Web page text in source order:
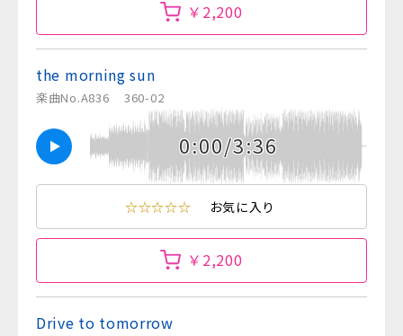
￥2,200
the morning sun
楽曲No.A836 360-02
0:00/3:36
☆☆☆☆☆ お気に入り
￥2,200
Drive to tomorrow